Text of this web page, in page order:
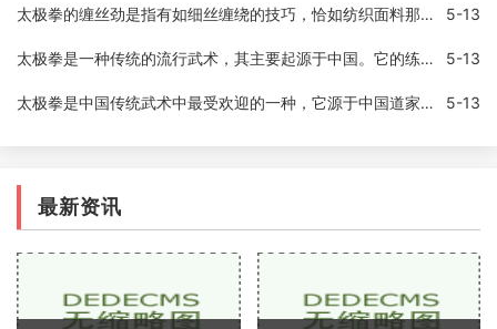
太极拳的缠丝劲是指有如细丝缠绕的技巧，恰如纺织面料那样，由此得名。在太极拳中，缠丝劲是指在进行技法招式时，让自己的手臂、手指、身体等各方面比较细微的部位如同丝线一 5-13
太极拳是一种传统的流行武术，其主要起源于中国。它的练习方法包括慢动作和呼吸技巧。人们认为通过练习太极拳，可以促进身体健康，减轻压力，提高灵活性和平衡性。如果不正确 5-13
太极拳是中国传统武术中最受欢迎的一种，它源于中国道家文化，以其缓慢优美的动作、独特的呼吸方式和深奥的哲学思想吸引了全球范围内的学习者。作为一种身体和精神训练的综合 5-13
最新资讯